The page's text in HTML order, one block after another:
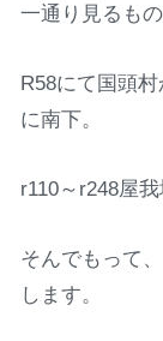
一通り見るも
R58にて国頭
に南下。
r110～r248屋
そんでもって
します。